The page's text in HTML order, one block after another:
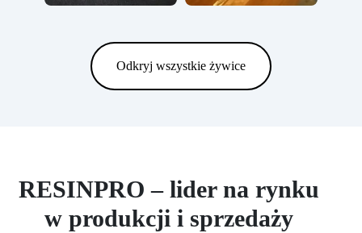
Odkryj wszystkie żywice
RESINPRO – lider na rynku
w produkcji i sprzedaży